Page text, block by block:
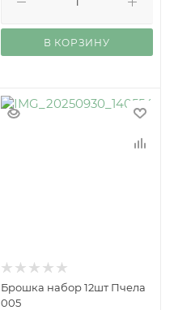
В КОРЗИНУ
Брошка набор 12шт Пчела
005